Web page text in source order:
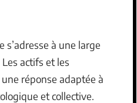
à une large
actifs et les
réponse adaptée à
et collective.